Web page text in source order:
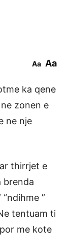
Aa Aa
ka qene
zonen e
ne nje
thirrjet e
brenda
”
tentuam ti
me kote